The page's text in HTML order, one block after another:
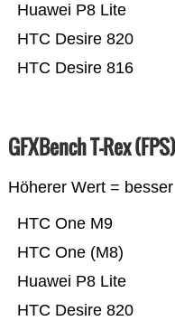
HTC Desire 816
HTC Desire 820
Huawei P8 Lite
GFXBench T-Rex (FPS)
Höherer Wert = besser
HTC Desire 820
Huawei P8 Lite
HTC One (M8)
HTC One M9